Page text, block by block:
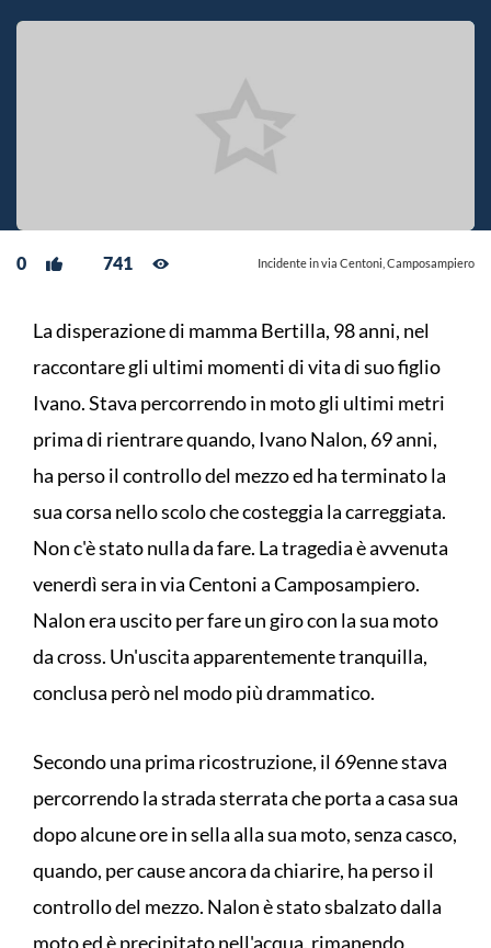
0 741 Incidente in via Centoni, Camposampiero
La disperazione di mamma Bertilla, 98 anni, nel
raccontare gli ultimi momenti di vita di suo figlio
Ivano. Stava percorrendo in moto gli ultimi metri
prima di rientrare quando, Ivano Nalon, 69 anni,
ha perso il controllo del mezzo ed ha terminato la
sua corsa nello scolo che costeggia la carreggiata.
Non c'è stato nulla da fare. La tragedia è avvenuta
venerdì sera in via Centoni a Camposampiero.
Nalon era uscito per fare un giro con la sua moto
da cross. Un'uscita apparentemente tranquilla,
conclusa però nel modo più drammatico.
Secondo una prima ricostruzione, il 69enne stava
percorrendo la strada sterrata che porta a casa sua
dopo alcune ore in sella alla sua moto, senza casco,
quando, per cause ancora da chiarire, ha perso il
controllo del mezzo. Nalon è stato sbalzato dalla
moto ed è precipitato nell'acqua, rimanendo